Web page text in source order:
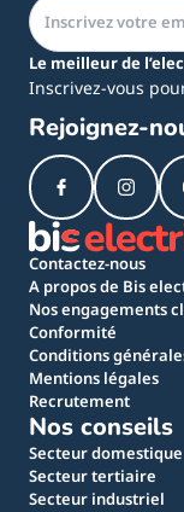
Le meilleur de
Inscrivez-vous
Rejoignez-
Contactez-nous
A propos de Bis
Nos engagements
Conformité
Conditions
Mentions légales
Recrutement
Nos conseils
Secteur domestique
Secteur tertiaire
Secteur industriel